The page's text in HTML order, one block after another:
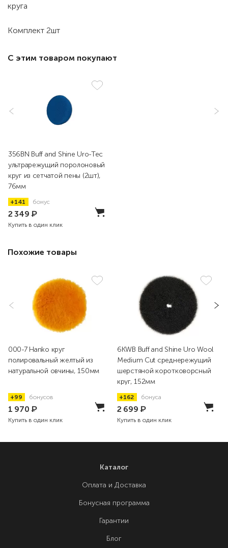
круга
Комплект 2шт
С этим товаром покупают
356BN Buff and Shine Uro-Tec
ультрарежущий поролоновый
круг из сетчатой пены (2шт),
76мм
+141 бонус
2 349₽
Купить в один клик
Похожие товары
000-7 Hanko круг
полировальный желтый из
натуральной овчины, 150мм
+99 бонусов
1 970₽
Купить в один клик
6KWB Buff and Shine Uro Wool
Medium Cut среднережущий
шерстяной коротковорсный
круг, 152мм
+162 бонуса
2 699₽
Купить в один клик
Каталог
Оплата и Доставка
Бонусная программа
Гарантии
Блог